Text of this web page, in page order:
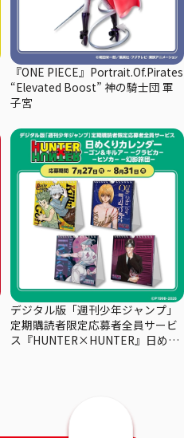
『ONE PIECE』Portrait.Of.Pirates
“Elevated Boost” 神の騎士団 軍
子宮
デジタル版「週刊少年ジャンプ」
定期購読者限定応募者全員サービ
ス『HUNTER×HUNTER』日めく